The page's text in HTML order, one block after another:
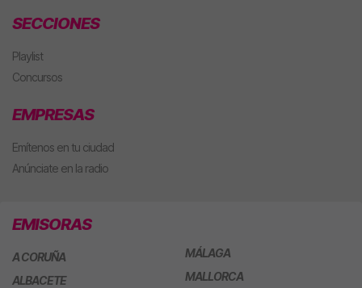
SECCIONES
Playlist
Concursos
EMPRESAS
Emítenos en tu ciudad
Anúnciate en la radio
EMISORAS
A CORUÑA
ALBACETE
MÁLAGA
MALLORCA